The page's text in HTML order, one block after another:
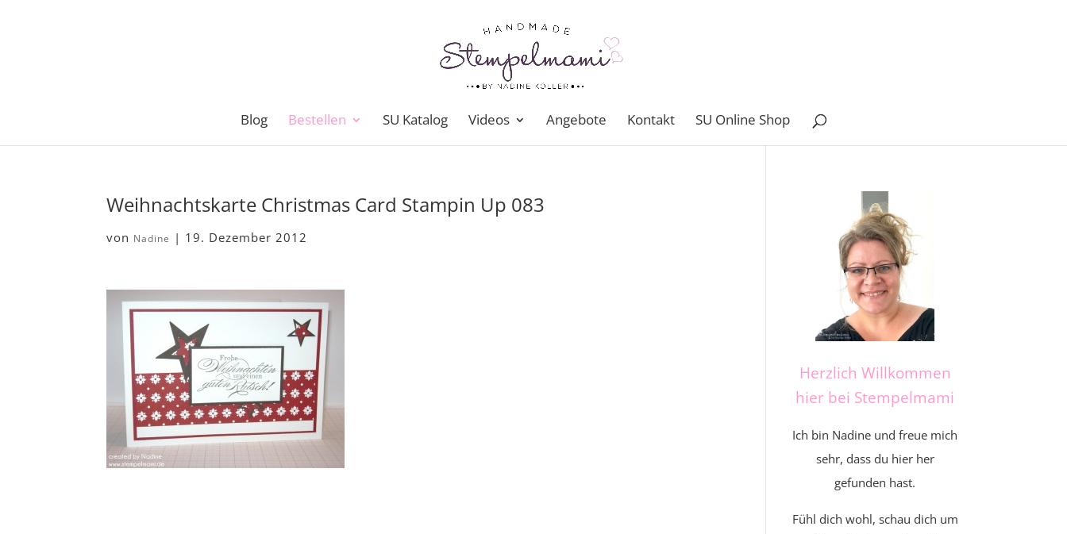
Blog Bestellen SU Katalog Videos Angebote Kontakt SU Online Shop
Weihnachtskarte Christmas Card Stampin Up 083
von Nadine | 19. Dezember 2012
Herzlich Willkommen
hier bei Stempelmami
Ich bin Nadine und freue mich
sehr, dass du hier her
gefunden hast.
Fühl dich wohl, schau dich um